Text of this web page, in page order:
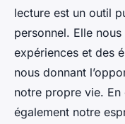
lecture est un outil
personnel. Elle
expériences et des
nous donnant
notre propre vie.
également notre